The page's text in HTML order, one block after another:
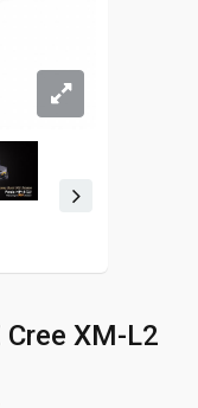
XM-L2